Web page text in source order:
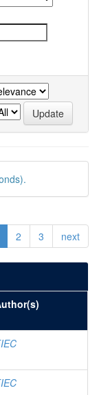
2 3 next